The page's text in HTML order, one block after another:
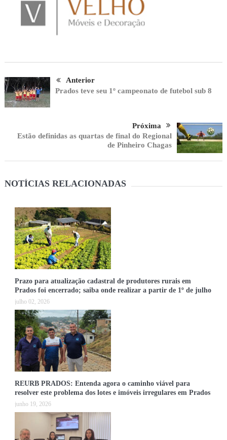
Anterior
Prados teve seu 1º campeonato de futebol sub 8
Próxima
Estão definidas as quartas de final do Regional
de Pinheiro Chagas
NOTÍCIAS RELACIONADAS
Prazo para atualização cadastral de produtores rurais em
Prados foi encerrado; saiba onde realizar a partir de 1º de julho
julho 02, 2026
REURB PRADOS: Entenda agora o caminho viável para
resolver este problema dos lotes e imóveis irregulares em Prados
junho 19, 2026